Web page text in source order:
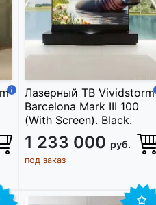
Лазерный ТВ Vividstorm
Barcelona Mark III 100
(With Screen). Black.
1 233 000 руб.
под заказ